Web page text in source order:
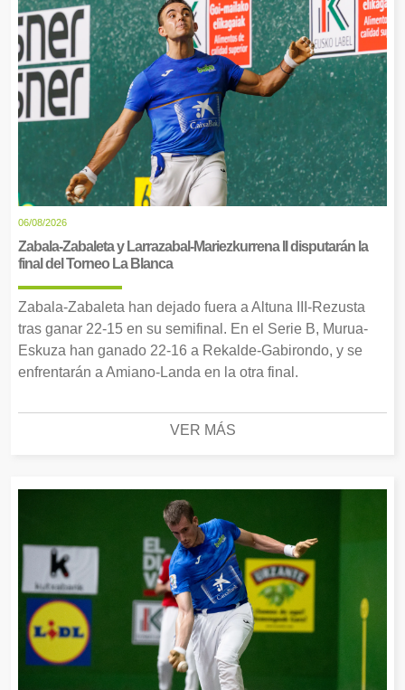
06/08/2026
Zabala-Zabaleta y Larrazabal-Mariezkurrena II disputarán la
final del Torneo La Blanca
Zabala-Zabaleta han dejado fuera a Altuna III-Rezusta
tras ganar 22-15 en su semifinal. En el Serie B, Murua-
Eskuza han ganado 22-16 a Rekalde-Gabirondo, y se
enfrentarán a Amiano-Landa en la otra final.
VER MÁS